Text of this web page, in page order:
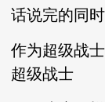
话说完的同
作为超级战
超级战士